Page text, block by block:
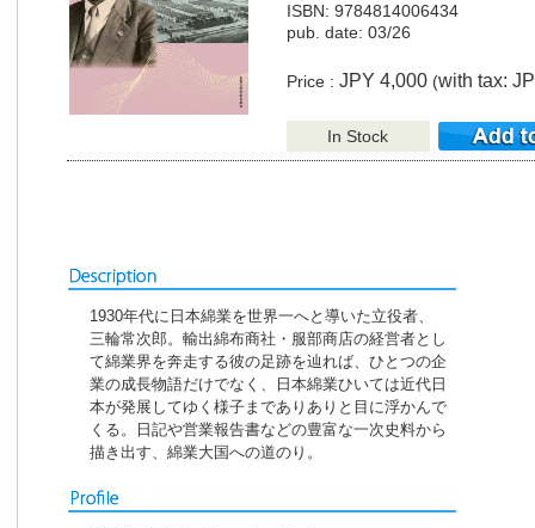
ISBN: 9784814006434
pub. date: 03/26
Price : JPY 4,000 (with tax:
In Stock
1930年代に日本綿業を世界一へと導いた立役者、
三輪常次郎。輸出綿布商社・服部商店の経営者とし
て綿業界を奔走する彼の足跡を辿れば、ひとつの企
業の成長物語だけでなく、日本綿業ひいては近代日
本が発展してゆく様子までありありと目に浮かんで
くる。日記や営業報告書などの豊富な一次史料から
描き出す、綿業大国への道のり。